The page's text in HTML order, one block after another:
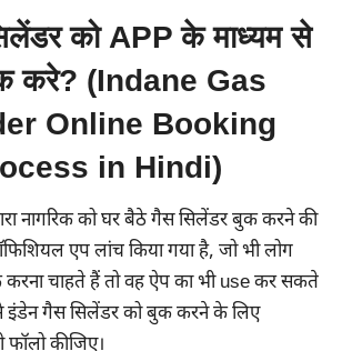
को APP के माध्यम से
करे? (Indane Gas
Online Booking
in Hindi)
नागरिक को घर बैठे गैस सिलेंडर बुक करने की
एप लांच किया गया है, जो भी लोग
चाहते हैं तो वह ऐप का भी use कर सकते
इंडेन गैस सिलेंडर को बुक करने के लिए
फॉलो कीजिए।